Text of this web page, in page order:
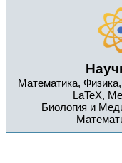
Математика,
LaTeX,
Биология и